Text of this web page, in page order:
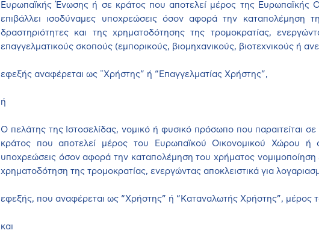
Ευρωπαϊκής Ένωσης ή σε κράτος που αποτελεί μέρος της Ευρωπαϊκής
επιβάλλει ισοδύναμες υποχρεώσεις όσον αφορά την καταπολέμηση
δραστηριότητες και της χρηματοδότησης της τρομοκρατίας,
επαγγελματικούς σκοπούς (εμπορικούς, βιομηχανικούς, βιοτεχνικούς ή
εφεξής αναφέρεται ως ¨Χρήστης” ή “Επαγγελματίας Χρήστης”,
ή
Ο πελάτης της Ιστοσελίδας, νομικό ή φυσικό πρόσωπο που παραιτείται
κράτος που αποτελεί μέρος του Ευρωπαϊκού Οικονομικού Χώρου ή
υποχρεώσεις όσον αφορά την καταπολέμηση του χρήματος
χρηματοδότηση της τρομοκρατίας, ενεργώντας αποκλειστικά για
εφεξής, που αναφέρεται ως “Χρήστης” ή “Καταναλωτής Χρήστης”, μέρος
και